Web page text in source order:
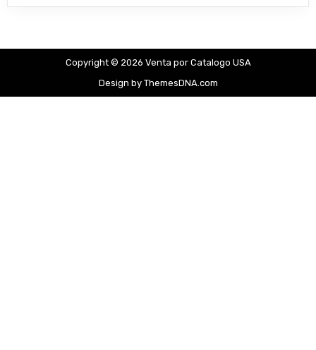
Copyright © 2026 Venta por Catalogo USA
Design by ThemesDNA.com